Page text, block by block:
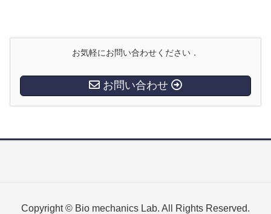
お気軽にお問い合わせください．
お問い合わせ
Copyright © Bio mechanics Lab. All Rights Reserved.